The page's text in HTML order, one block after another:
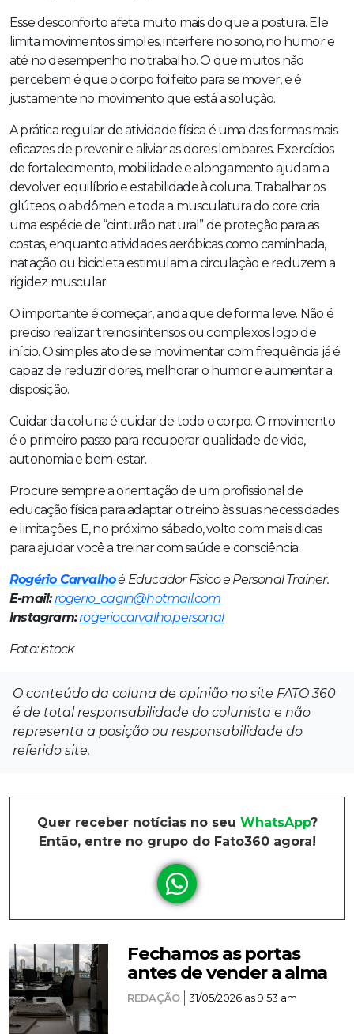
Esse desconforto afeta muito mais do que a postura. Ele
limita movimentos simples, interfere no sono, no humor e
até no desempenho no trabalho. O que muitos não
percebem é que o corpo foi feito para se mover, e é
justamente no movimento que está a solução.
A prática regular de atividade física é uma das formas mais
eficazes de prevenir e aliviar as dores lombares. Exercícios
de fortalecimento, mobilidade e alongamento ajudam a
devolver equilíbrio e estabilidade à coluna. Trabalhar os
glúteos, o abdômen e toda a musculatura do core cria
uma espécie de “cinturão natural” de proteção para as
costas, enquanto atividades aeróbicas como caminhada,
natação ou bicicleta estimulam a circulação e reduzem a
rigidez muscular.
O importante é começar, ainda que de forma leve. Não é
preciso realizar treinos intensos ou complexos logo de
início. O simples ato de se movimentar com frequência já é
capaz de reduzir dores, melhorar o humor e aumentar a
disposição.
Cuidar da coluna é cuidar de todo o corpo. O movimento
é o primeiro passo para recuperar qualidade de vida,
autonomia e bem-estar.
Procure sempre a orientação de um profissional de
educação física para adaptar o treino às suas necessidades
e limitações. E, no próximo sábado, volto com mais dicas
para ajudar você a treinar com saúde e consciência.
Rogério Carvalhoé Educador Físico e Personal Trainer.
E-mail:rogerio_cagin@hotmail.com
Instagram:rogeriocarvalho.personal
Foto: istock
O conteúdo da coluna de opinião no site FATO 360
é de total responsabilidade do colunista e não
representa a posição ou responsabilidade do
referido site.
Quer receber notícias no seu WhatsApp?
Então, entre no grupo do Fato360 agora!
Fechamos as portas
antes de vender a alma
REDAÇÃO 31/05/2026 as 9:53 am